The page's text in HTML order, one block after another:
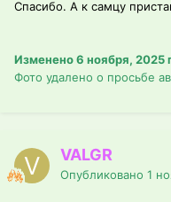
Спасибо. А к самцу
Изменено6 ноября, 2025
Фото удалено о просьбе
VALGR
Опубликовано 1